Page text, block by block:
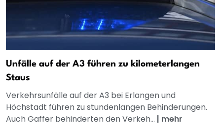
Unfälle auf der A3 führen zu kilometerlangen
Staus
Verkehrsunfälle auf der A3 bei Erlangen und
Höchstadt führen zu stundenlangen Behinderungen.
Auch Gaffer behinderten den Verkeh... | mehr